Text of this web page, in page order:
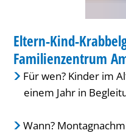
Krausacker
KATEGORIE:
Eltern-Kind-
Familienzentrum
Für wen? Kinder im
einem Jahr in
Wann?